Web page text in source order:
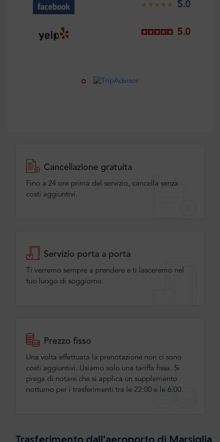
5.0
5.0
Cancellazione gratuita
Fino a 24 ore prima del servizio, cancella senza
costi aggiuntivi.
Servizio porta a porta
Ti verremo sempre a prendere e ti lasceremo nel
tuo luogo di soggiorno.
Prezzo fisso
Una volta effettuata la prenotazione non ci sono
costi aggiuntivi. Usiamo solo una tariffa fissa. Si
prega di notare che si applica un supplemento
notturno per i trasferimenti tra le 22:00 e le 6:00.
Trasferimento dall'aeroporto di Marsiglia